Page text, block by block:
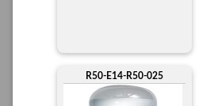
R50-E14-R50-025